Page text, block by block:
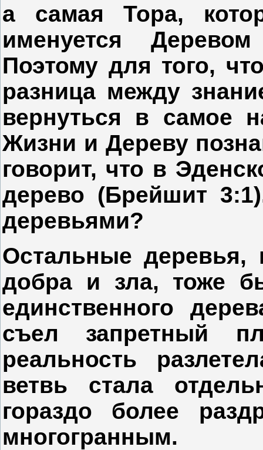
а самая Тора,
именуется
Поэтому для того,
разница между
вернуться в самое
Жизни и Дереву
говорит, что в
дерево (Брейшит
деревьями?
Остальные деревья,
добра и зла, тоже
единственного
съел запретный
реальность
ветвь стала
гораздо более
многогранным.